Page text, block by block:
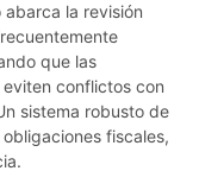
la revisión
que las
conflictos con
sistema robusto de
fiscales,